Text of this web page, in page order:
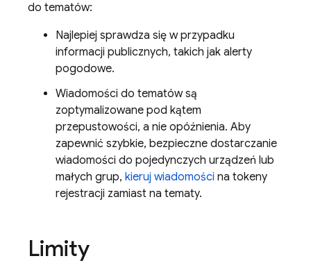
do tematów:
Najlepiej sprawdza się w przypadku
informacji publicznych, takich jak alerty
pogodowe.
Wiadomości do tematów są
zoptymalizowane pod kątem
przepustowości, a nie opóźnienia. Aby
zapewnić szybkie, bezpieczne dostarczanie
wiadomości do pojedynczych urządzeń lub
małych grup, kieruj wiadomości na tokeny
rejestracji zamiast na tematy.
Limity